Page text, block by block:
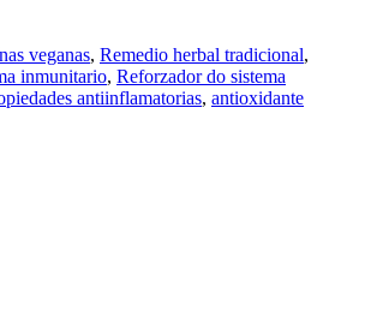
veganas, Remedio herbal tradicional,
inmunitario, Reforzador do sistema
antiinflamatorias, antioxidante